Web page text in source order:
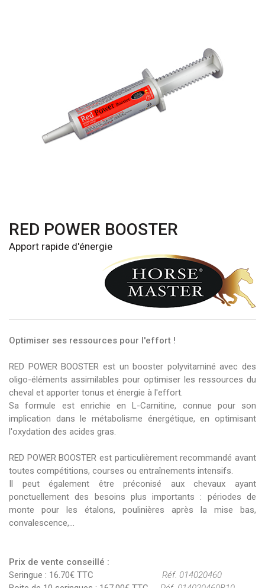
RED POWER BOOSTER
Apport rapide d'énergie
Optimiser ses ressources pour l'effort !
RED POWER BOOSTER est un booster polyvitaminé avec des
oligo-éléments assimilables pour optimiser les ressources du
cheval et apporter tonus et énergie à l'effort.
Sa formule est enrichie en L-Carnitine, connue pour son
implication dans le métabolisme énergétique, en optimisant
l'oxydation des acides gras.
RED POWER BOOSTER est particulièrement recommandé avant
toutes compétitions, courses ou entraînements intensifs.
Il peut également être préconisé aux chevaux ayant
ponctuellement des besoins plus importants : périodes de
monte pour les étalons, poulinières après la mise bas,
convalescence,...
Prix de vente conseillé :
Seringue : 16.70€ TTC
Réf. 014020460